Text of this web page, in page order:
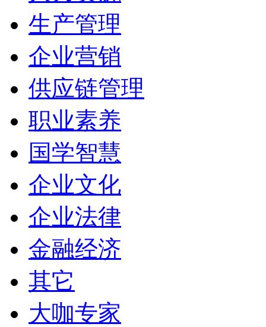
生产管理
企业营销
供应链管理
职业素养
国学智慧
企业文化
企业法律
金融经济
其它
大咖专家